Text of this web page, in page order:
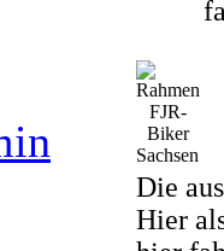
Die
Hier